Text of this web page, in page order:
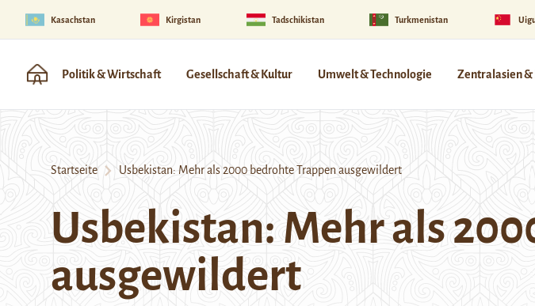
Kasachstan Kirgistan Tadschikistan Turkmenistan
Politik & Wirtschaft Gesellschaft & Kultur Umwelt & Technologie Zentralasien &
Startseite Usbekistan: Mehr als 2000 bedrohte Trappen ausgewildert
Usbekistan: Mehr als
ausgewildert